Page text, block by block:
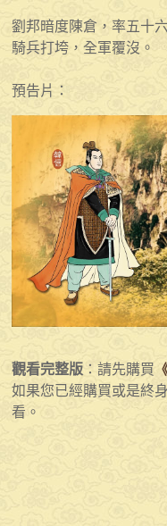
劉邦暗度陳倉，率五十
騎兵打垮，全軍覆沒。
預告片：
觀看完整版 ：請先購買
如果您已經購買或是終
看。